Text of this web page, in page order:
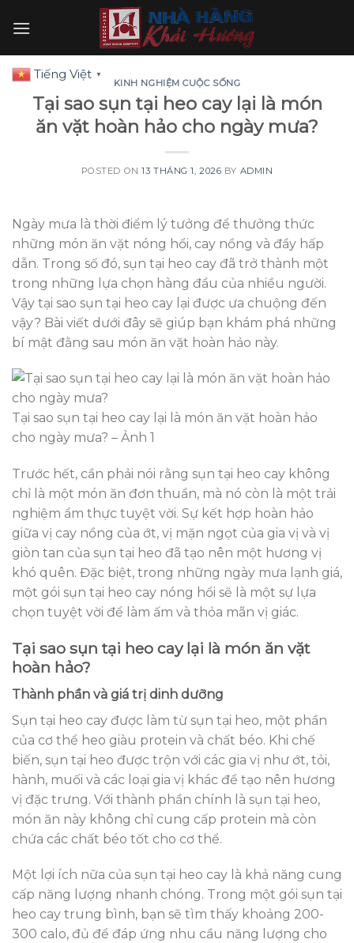
KINH NGHIỆM CUỘC SỐNG
Tại sao sụn tại heo cay lại là món
ăn vặt hoàn hảo cho ngày mưa?
POSTED ON13 THÁNG 1, 2026 BY ADMIN
Ngày mưa là thời điểm lý tưởng để thưởng thức
những món ăn vặt nóng hổi, cay nồng và đầy hấp
dẫn. Trong số đó, sụn tại heo cay đã trở thành một
trong những lựa chọn hàng đầu của nhiều người.
Vậy tại sao sụn tại heo cay lại được ưa chuộng đến
vậy? Bài viết dưới đây sẽ giúp bạn khám phá những
bí mật đằng sau món ăn vặt hoàn hảo này.
Tại sao sụn tại heo cay lại là món ăn vặt hoàn hảo
cho ngày mưa? – Ảnh 1
Trước hết, cần phải nói rằng sụn tại heo cay không
chỉ là một món ăn đơn thuần, mà nó còn là một trải
nghiệm ẩm thực tuyệt vời. Sự kết hợp hoàn hảo
giữa vị cay nồng của ớt, vị mặn ngọt của gia vị và vị
giòn tan của sụn tại heo đã tạo nên một hương vị
khó quên. Đặc biệt, trong những ngày mưa lạnh giá,
một gói sụn tại heo cay nóng hổi sẽ là một sự lựa
chọn tuyệt vời để làm ấm và thỏa mãn vị giác.
Tại sao sụn tại heo cay lại là món ăn vặt
hoàn hảo?
Thành phần và giá trị dinh dưỡng
Sụn tại heo cay được làm từ sụn tại heo, một phần
của cơ thể heo giàu protein và chất béo. Khi chế
biến, sụn tại heo được trộn với các gia vị như ớt, tỏi,
hành, muối và các loại gia vị khác để tạo nên hương
vị đặc trưng. Với thành phần chính là sụn tại heo,
món ăn này không chỉ cung cấp protein mà còn
chứa các chất béo tốt cho cơ thể.
Một lợi ích nữa của sụn tại heo cay là khả năng cung
cấp năng lượng nhanh chóng. Trong một gói sụn tại
heo cay trung bình, bạn sẽ tìm thấy khoảng 200-
300 calo, đủ để đáp ứng nhu cầu năng lượng cho
Tiếng Việt ▼